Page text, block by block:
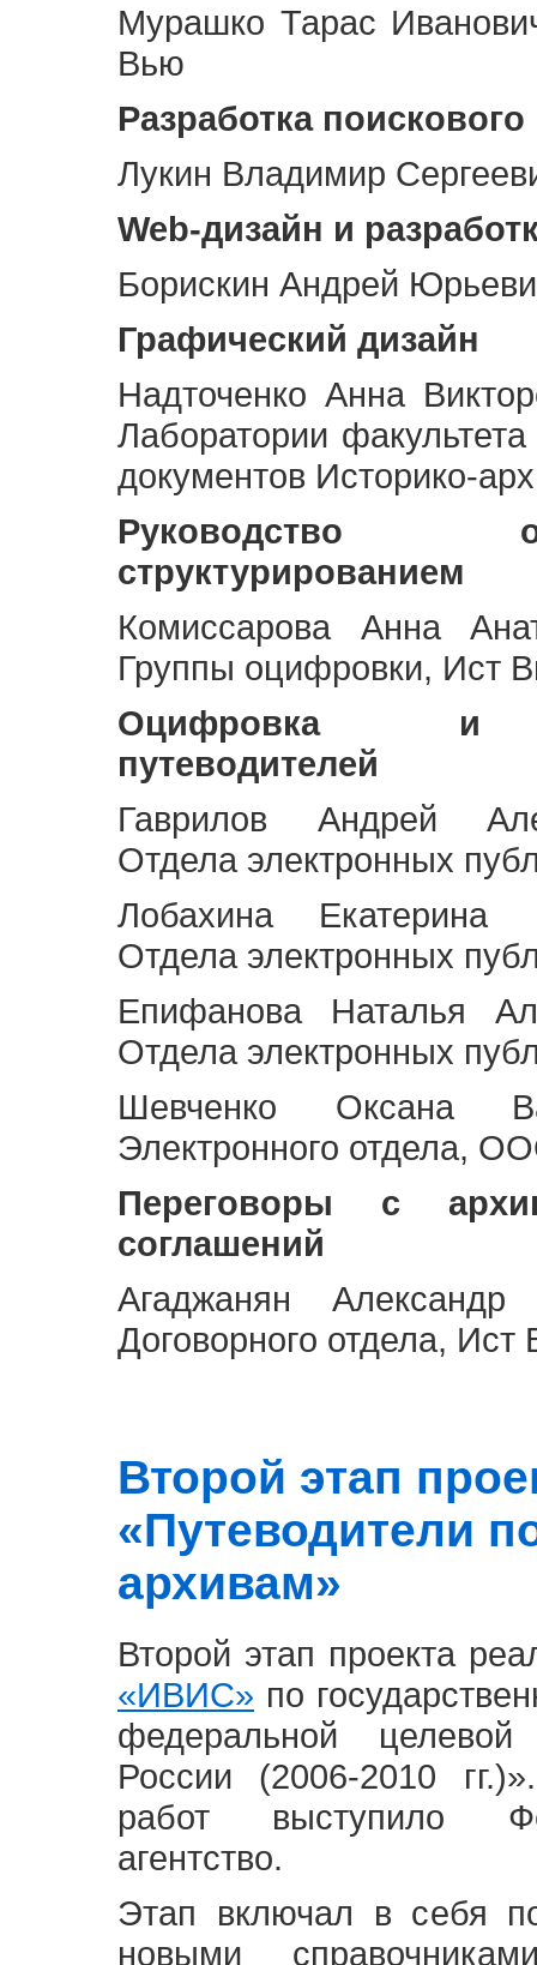
Мурашко Тарас
Вью
Разработка
Лукин Владимир
Web-дизайн и
Борискин Андрей
Графический дизайн
Надточенко Анна
Лаборатории
документов Историко-
Руководство
структурированием
Комиссарова Анна
Группы оцифровки, Ист
Оцифровка и
путеводителей
Гаврилов Андрей
Отдела электронных
Лобахина Екатерина
Отдела электронных
Епифанова Наталья
Отдела электронных
Шевченко Оксана
Электронного отдела,
Переговоры с
соглашений
Агаджанян Александр
Договорного отдела,
Второй этап
«Путеводители
архивам»
Второй этап проекта
«ИВИС» по
федеральной
России (2006-2010
работ выступило
агентство.
Этап включал в себя
новыми